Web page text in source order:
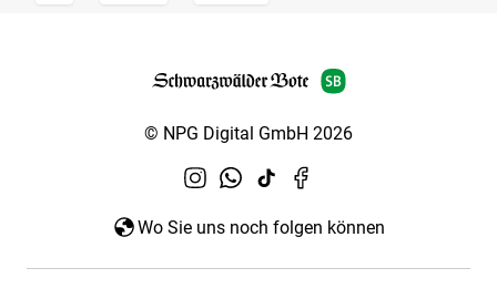
© NPG Digital GmbH 2026
Wo Sie uns noch folgen können